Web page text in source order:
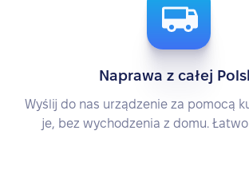
Naprawa z całej
Wyślij do nas urządzenie za pomocą
je, bez wychodzenia z domu.